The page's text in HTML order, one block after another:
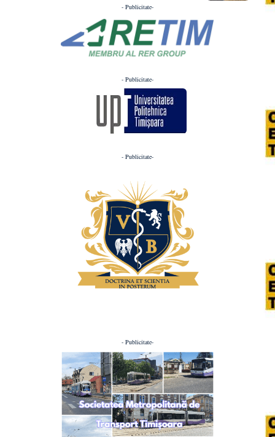
- Publicitate-
- Publicitate-
- Publicitate-
- Publicitate-